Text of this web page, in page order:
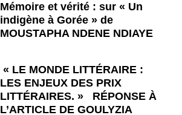
Mémoire et vérité : sur « Un
indigène à Gorée » de
MOUSTAPHA NDENE NDIAYE
« LE MONDE LITTÉRAIRE :
LES ENJEUX DES PRIX
LITTÉRAIRES. » RÉPONSE À
L’ARTICLE DE GOULYZIA